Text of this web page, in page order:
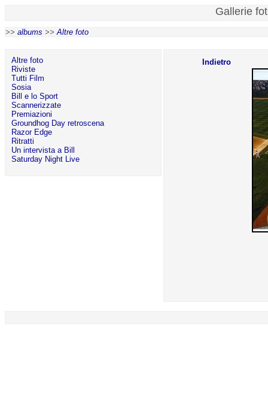
Gallerie
>> albums >>Altre foto
Altre foto
Riviste
Tutti Film
Sosia
Bill e lo Sport
Scannerizzate
Premiazioni
Groundhog Day retroscena
Razor Edge
Ritratti
Un intervista a Bill
Saturday Night Live
Indietro